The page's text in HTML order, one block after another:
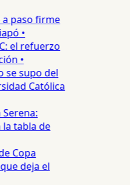
paso firme
•
el refuerzo
•
se supo del
Católica
tabla de
Copa
deja el